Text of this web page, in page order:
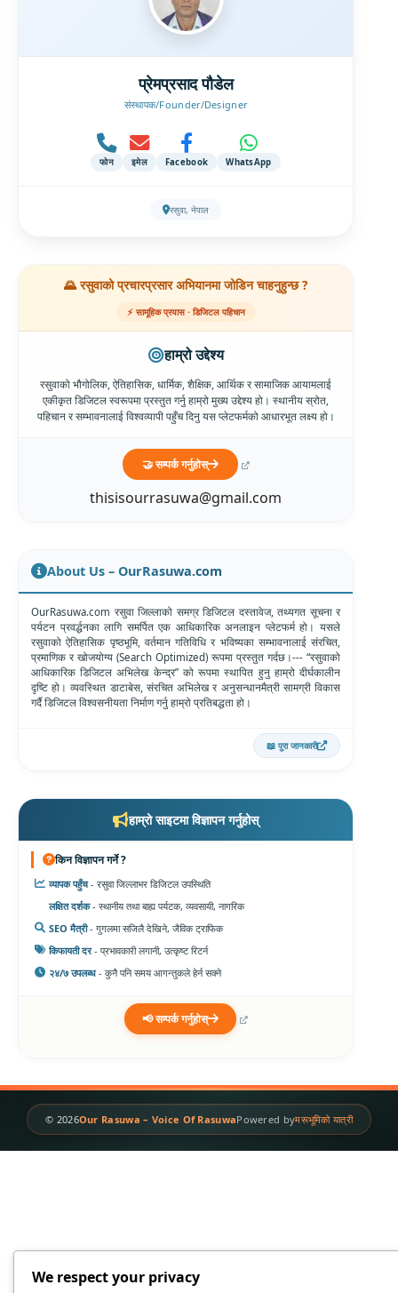
प्रेमप्रसाद पौडेल
संस्थापक/Founder/Designer
फोन इमेल Facebook WhatsApp
रसुवा, नेपाल
🌄 रसुवाको प्रचारप्रसार अभियानमा जोडिन चाहनुहुन्छ ?
⚡ सामूहिक प्रयास · डिजिटल पहिचान
हाम्रो उद्देश्य
रसुवाको भौगोलिक, ऐतिहासिक, धार्मिक, शैक्षिक, आर्थिक र सामाजिक आयामलाई
एकीकृत डिजिटल स्वरूपमा प्रस्तुत गर्नु हाम्रो मुख्य उद्देश्य हो। स्थानीय स्रोत,
पहिचान र सम्भावनालाई विश्वव्यापी पहुँच दिनु यस प्लेटफर्मको आधारभूत लक्ष्य हो।
🤝 सम्पर्क गर्नुहोस्
thisisourrasuwa@gmail.com
About Us – OurRasuwa.com
OurRasuwa.com रसुवा जिल्लाको समग्र डिजिटल दस्तावेज, तथ्यगत सूचना र
पर्यटन प्रवर्द्धनका लागि समर्पित एक आधिकारिक अनलाइन प्लेटफर्म हो। यसले
रसुवाको ऐतिहासिक पृष्ठभूमि, वर्तमान गतिविधि र भविष्यका सम्भावनालाई संरचित,
प्रमाणिक र खोजयोग्य (Search Optimized) रूपमा प्रस्तुत गर्दछ।--- “रसुवाको
आधिकारिक डिजिटल अभिलेख केन्द्र” को रूपमा स्थापित हुनु हाम्रो दीर्घकालीन
दृष्टि हो। व्यवस्थित डाटाबेस, संरचित अभिलेख र अनुसन्धानमैत्री सामग्री विकास
गर्दै डिजिटल विश्वसनीयता निर्माण गर्नु हाम्रो प्रतिबद्धता हो।
📖 पुरा जानकारी
हाम्रो साइटमा विज्ञापन गर्नुहोस्
किन विज्ञापन गर्ने ?
व्यापक पहुँच- रसुवा जिल्लाभर डिजिटल उपस्थिति
लक्षित दर्शक- स्थानीय तथा बाह्य पर्यटक, व्यवसायी, नागरिक
SEO मैत्री- गुगलमा सजिलै देखिने, जैविक ट्राफिक
किफायती दर- प्रभावकारी लगानी, उत्कृष्ट रिटर्न
२४/७ उपलब्ध - कुनै पनि समय आगन्तुकले हेर्न सक्ने
📢 सम्पर्क गर्नुहोस्
© 2026Our Rasuwa – Voice Of RasuwaPowered byमरूभूमिको यात्री
We respect your privacy